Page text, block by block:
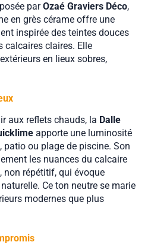
parOzaé Graviers Déco,
en grès cérame offre une
inspirée des teintes douces
calcaires claires. Elle
en lieux sobres,
aux reflets chauds, la Dalle
apporte une luminosité
patio ou plage de piscine. Son
les nuances du calcaire
non répétitif, qui évoque
Ce ton neutre se marie
modernes que plus